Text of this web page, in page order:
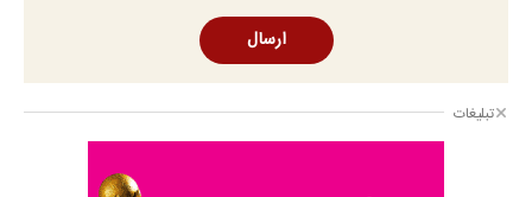
ارسال
تبلیغات